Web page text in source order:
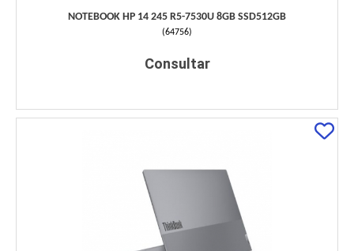
NOTEBOOK HP 14 245 R5-7530U 8GB SSD512GB
(64756)
Consultar